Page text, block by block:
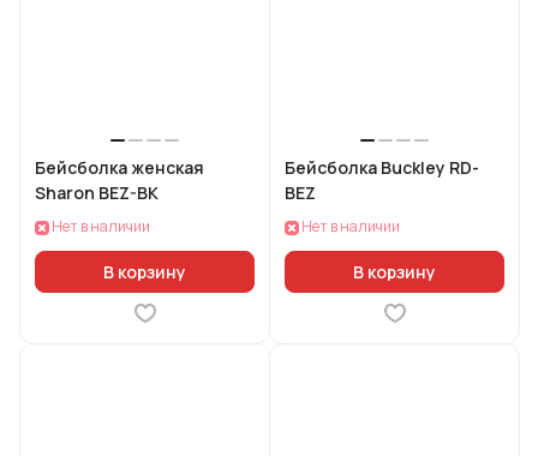
Бейсболка женская
Sharon BEZ-BK
Нет в наличии
В корзину
Бейсболка Buckley RD-
BEZ
Нет в наличии
В корзину